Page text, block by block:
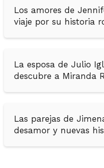
Los amores de
viaje por su historia
La esposa de Julio
descubre a Miranda
Las parejas de
desamor y nuevas